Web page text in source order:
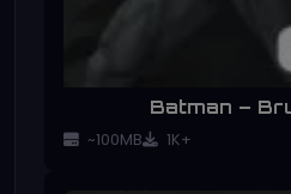
Batman –
~100MB 1K+